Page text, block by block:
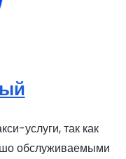
услуги, так как
обслуживаемыми